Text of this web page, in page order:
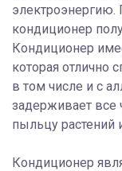
кондиционер
Кондиционер
которая отлично
в том числе и с
задерживает
пыльцу растений
Кондиционер